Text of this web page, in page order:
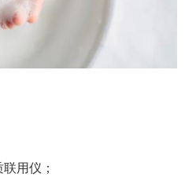
用仪；